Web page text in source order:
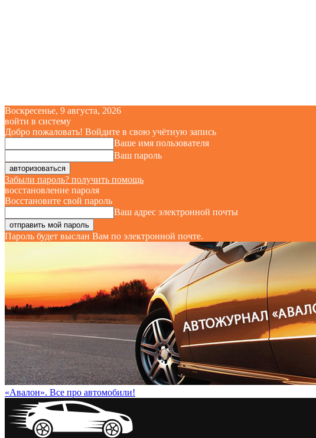
Воскресенье, 9 августа, 2026
войти в систему
Добро пожаловать! Войдите в свою учётную запись
Ваше имя пользователя
Ваш пароль
Забыли пароль? получить помощь
восстановление пароля
Восстановите свой пароль
Ваш адрес электронной почты
Пароль будет выслан Вам по электронной почте.
«Авалон». Все про автомобили!